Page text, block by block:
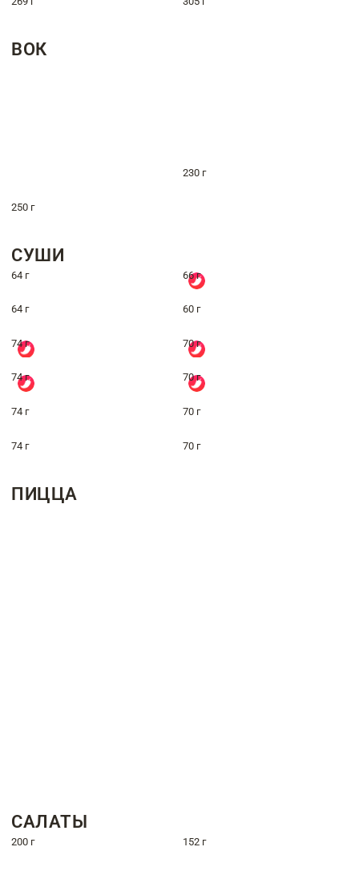
ВОК
230 г
250 г
СУШИ
64 г 66 г
64 г 60 г
74 г 70 г
74 г 70 г
74 г 70 г
74 г 70 г
ПИЦЦА
САЛАТЫ
200 г 152 г